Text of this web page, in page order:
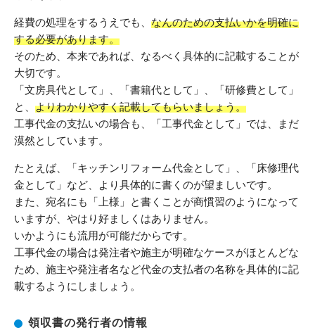
経費の処理をするうえでも、 なんのための支払いかを明確に
する必要があります。
そのため、本来であれば、なるべく具体的に記載することが
大切です。
「文房具代として」、「書籍代として」、「研修費として」
と、 よりわかりやすく記載してもらいましょう。
工事代金の支払いの場合も、「工事代金として」では、まだ
漠然としています。
たとえば、「キッチンリフォーム代金として」、「床修理代
金として」など、より具体的に書くのが望ましいです。
また、宛名にも「上様」と書くことが商慣習のようになって
いますが、やはり好ましくはありません。
いかようにも流用が可能だからです。
工事代金の場合は発注者や施主が明確なケースがほとんどな
ため、施主や発注者名など代金の支払者の名称を具体的に記
載するようにしましょう。
領収書の発行者の情報